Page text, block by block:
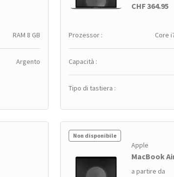
RAM 8 GB
Argento
CHF 364.95
Prozessor : Core
Capacità :
Tipo di tastiera :
Non disponibile
Apple
MacBook
a partire da